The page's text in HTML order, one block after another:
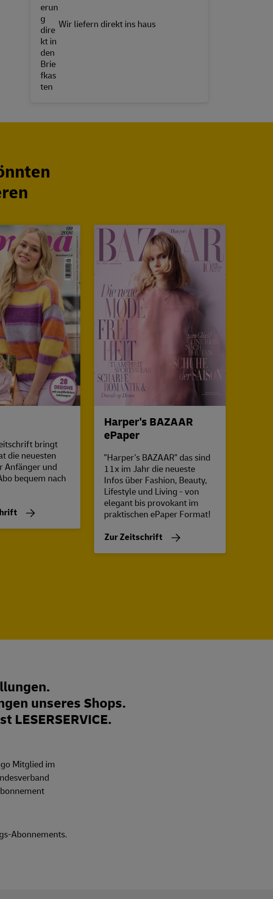
Wir liefern direkt ins haus
bringt
die neuesten
Anfänger und
bequem nach
Harper's BAZAAR
ePaper
"Harper's BAZAAR" das sind
11x im Jahr die neueste
Infos über Fashion, Beauty,
Lifestyle und Living - von
elegant bis provokant im
praktischen ePaper Format!
Zur Zeitschrift
unseres Shops.
LESERSERVICE.
Abonnements.